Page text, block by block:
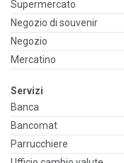
Supermercato
Negozio di souvenir
Negozio
Mercatino
Servizi
Banca
Bancomat
Parrucchiere